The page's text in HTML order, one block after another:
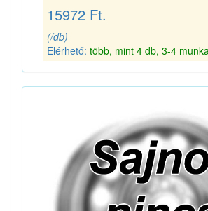
15972 Ft.
(/db)
Elérhető: több, mint 4 db, 3-4